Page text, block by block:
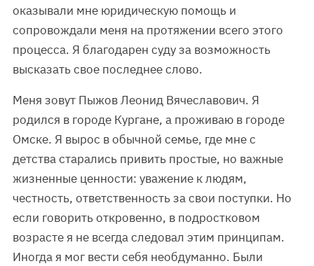
оказывали мне юридическую помощь и
сопровождали меня на протяжении всего этого
процесса. Я благодарен суду за возможность
высказать свое последнее слово.
Меня зовут Пыжов Леонид Вячеславович. Я
родился в городе Кургане, а проживаю в городе
Омске. Я вырос в обычной семье, где мне с
детства старались привить простые, но важные
жизненные ценности: уважение к людям,
честность, ответственность за свои поступки. Но
если говорить откровенно, в подростковом
возрасте я не всегда следовал этим принципам.
Иногда я мог вести себя необдуманно. Были